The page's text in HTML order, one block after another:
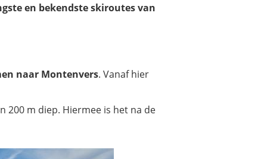
en bekendste skiroutes van
naar Montenvers. Vanaf hier
200 m diep. Hiermee is het na de